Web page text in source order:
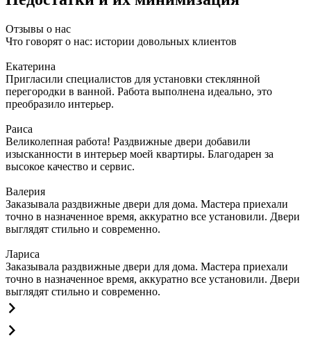
Отзывы о нас
Что говорят о нас: истории довольных клиентов
Екатерина
Пригласили специалистов для установки стеклянной
перегородки в ванной. Работа выполнена идеально, это
преобразило интерьер.
Раиса
Великолепная работа! Раздвижные двери добавили
изысканности в интерьер моей квартиры. Благодарен за
высокое качество и сервис.
Валерия
Заказывала раздвижные двери для дома. Мастера приехали
точно в назначенное время, аккуратно все установили. Двери
выглядят стильно и современно.
Лариса
Заказывала раздвижные двери для дома. Мастера приехали
точно в назначенное время, аккуратно все установили. Двери
выглядят стильно и современно.